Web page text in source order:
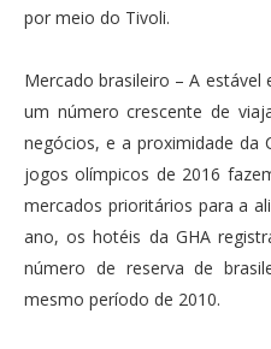
por meio do Tivoli.
Mercado brasileiro – A estável
um número crescente de
negócios, e a proximidade da
jogos olímpicos de 2016
mercados prioritários para a
ano, os hotéis da GHA
número de reserva de
mesmo período de 2010.